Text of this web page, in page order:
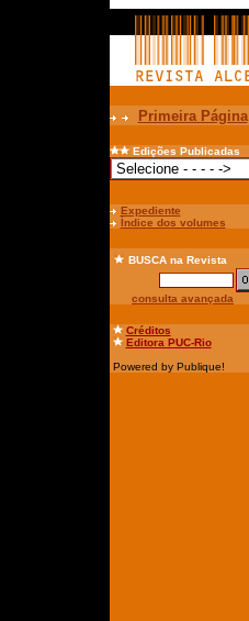
Primeira Página
Edições Publicadas
Expediente
Índice dos volumes
BUSCAna Revista
consulta avançada
Créditos
Editora PUC-Rio
Powered by Publique!